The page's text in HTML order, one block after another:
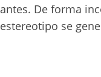
De forma
se